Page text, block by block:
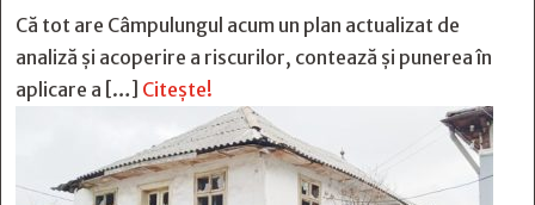
Că tot are Câmpulungul acum un plan actualizat de
analiză și acoperire a riscurilor, contează și punerea în
aplicare a […] Citește!